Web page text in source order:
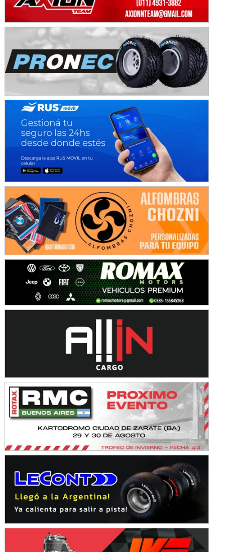
Ciudad de Trenque Lauquen (Asfalto)
Trenque Lauquen (Buenos Aires)
ENTRERRIANO - F6 (POSTERGADA)
Parque de la Velocidad (Asfalto)
Villaguay (Entre Ríos)
El Cerro (Tierra)
Victoria (Entre Ríos)
PATAGONICO - F6
Moto Club Reginense (Tierra)
CSK - F7
Humboldt (Santa Fe)
NORESTE SANTAFESINO - F6
Ciudad de Avellaneda (Asfalto)
Avellaneda (Santa Fe)
SUR SANTAFESINO - F4
José Samuel Sánchez (Tierra)
Rufino (Santa Fe)
TUCUMANO - F5
Juan Navarro (Asfalto)
El Timbó (Tucumán)